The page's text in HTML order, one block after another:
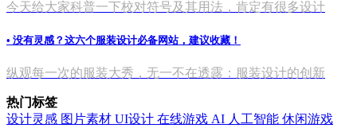
今天给大家科普一下校对符号及其用法，肯定有很多设计
• 没有灵感？这六个服装设计必备网站，建议收藏！
纵观每一次的服装大秀，无一不在透露：服装设计的创新
热门标签
设计灵感 图片素材 UI设计 在线游戏 AI 人工智能 休闲游戏